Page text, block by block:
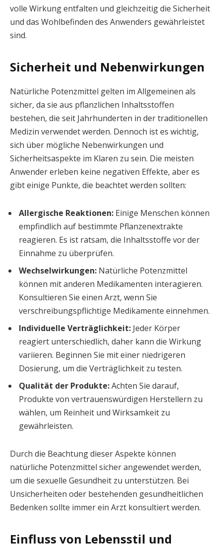
volle Wirkung entfalten und gleichzeitig die Sicherheit
und das Wohlbefinden des Anwenders gewährleistet
sind.
Sicherheit und Nebenwirkungen
Natürliche Potenzmittel gelten im Allgemeinen als
sicher, da sie aus pflanzlichen Inhaltsstoffen
bestehen, die seit Jahrhunderten in der traditionellen
Medizin verwendet werden. Dennoch ist es wichtig,
sich über mögliche Nebenwirkungen und
Sicherheitsaspekte im Klaren zu sein. Die meisten
Anwender erleben keine negativen Effekte, aber es
gibt einige Punkte, die beachtet werden sollten:
Allergische Reaktionen: Einige Menschen können
empfindlich auf bestimmte Pflanzenextrakte
reagieren. Es ist ratsam, die Inhaltsstoffe vor der
Einnahme zu überprüfen.
Wechselwirkungen: Natürliche Potenzmittel
können mit anderen Medikamenten interagieren.
Konsultieren Sie einen Arzt, wenn Sie
verschreibungspflichtige Medikamente einnehmen.
Individuelle Verträglichkeit: Jeder Körper
reagiert unterschiedlich, daher kann die Wirkung
variieren. Beginnen Sie mit einer niedrigeren
Dosierung, um die Verträglichkeit zu testen.
Qualität der Produkte:Achten Sie darauf,
Produkte von vertrauenswürdigen Herstellern zu
wählen, um Reinheit und Wirksamkeit zu
gewährleisten.
Durch die Beachtung dieser Aspekte können
natürliche Potenzmittel sicher angewendet werden,
um die sexuelle Gesundheit zu unterstützen. Bei
Unsicherheiten oder bestehenden gesundheitlichen
Bedenken sollte immer ein Arzt konsultiert werden.
Einfluss von Lebensstil und